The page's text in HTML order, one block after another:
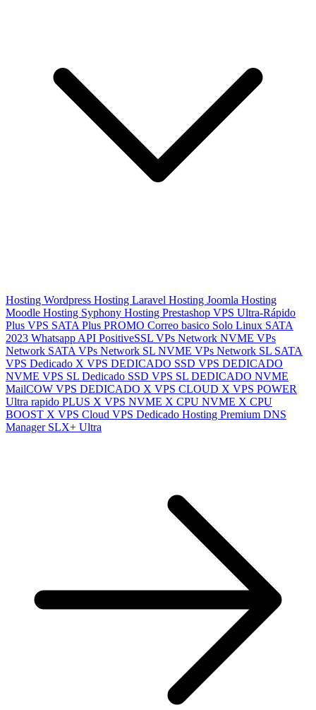
Hosting Wordpress Hosting Laravel Hosting Joomla Hosting
Moodle Hosting Syphony Hosting Prestashop VPS Ultra-Rápido
Plus VPS SATA Plus PROMO Correo basico Solo Linux SATA
2023 Whatsapp API PositiveSSL VPs Network NVME VPs
Network SATAVPs Network SL NVME VPs Network SL SATA
VPS Dedicado X VPS DEDICADO SSD VPS DEDICADO
NVME VPS SL Dedicado SSD VPS SL DEDICADO NVME
MailCOW VPS DEDICADO X VPS CLOUD X VPS POWER
Ultra rapido PLUS X VPS NVME X CPU NVME X CPU
BOOST X VPS Cloud VPS Dedicado Hosting Premium DNS
Manager SLX+ Ultra